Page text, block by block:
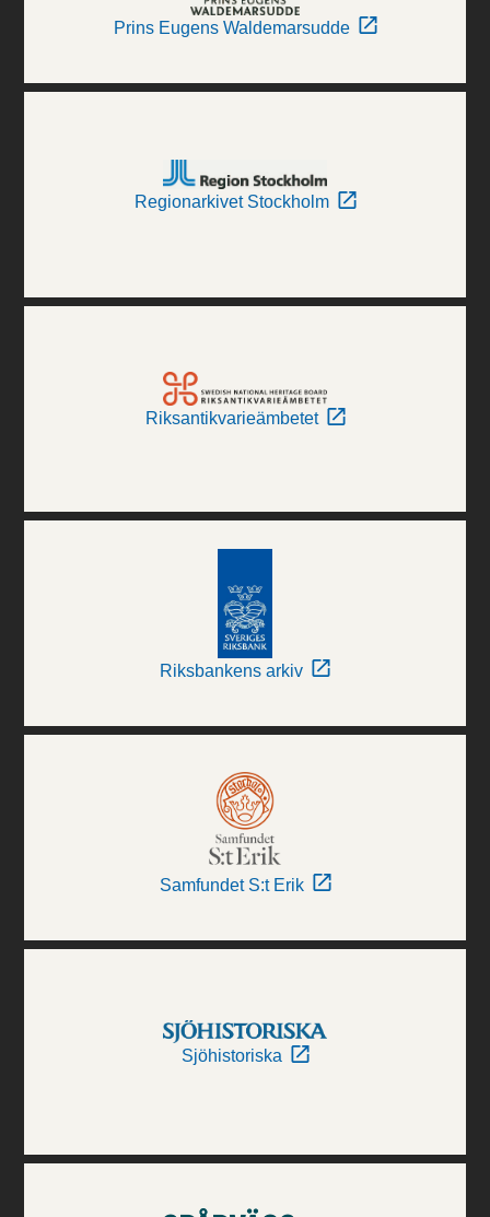
Prins Eugens Waldemarsudde
Regionarkivet Stockholm
Riksantikvarieämbetet
Riksbankens arkiv
Samfundet S:t Erik
Sjöhistoriska